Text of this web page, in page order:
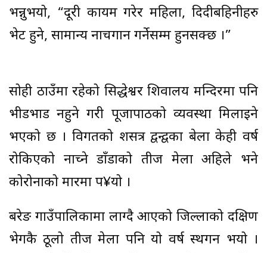
भन्नुभयो, “दूरी कायम गरेर महिला, दिदीबहिनीहरु
भेट हुने, सामान्य नाचगान गर्नेसम्म हुनसक्छ ।”
सोही ठाउँमा रहेको सिद्धेश्वर शिवालय मन्दिरमा पनि
भीडभाड नहुने गरी पूजापाठको व्यवस्था मिलाइने
भएको छ । विगतको शसत्र द्वन्द्वका बेला केही वर्ष
रोकिएको नाच्ने डाँडाको तीज मेला अहिले भने
कोरोनाको मारमा प¥यो ।
बरेङ गाउँपालिकामा लाग्दै आएको जिल्लाको दक्षिण
भेगकै ठूलो तीज मेला पनि यो वर्ष स्थगन भयो ।